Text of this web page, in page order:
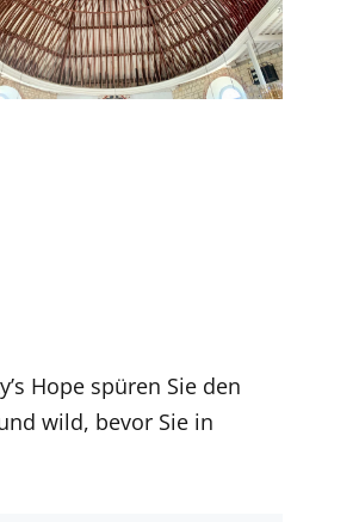
Hope spüren Sie den
wild, bevor Sie in